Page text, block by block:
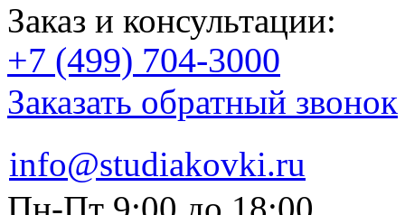
Заказ и консультации:
+7 (499) 704-3000
Заказать обратный звонок
info@studiakovki.ru